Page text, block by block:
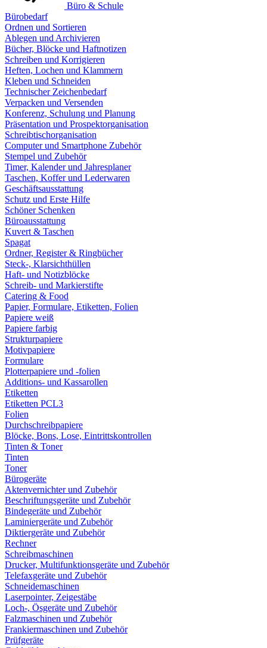
Büro & Schule
Bürobedarf
Ordnen und Sortieren
Ablegen und Archivieren
Bücher, Blöcke und Haftnotizen
Schreiben und Korrigieren
Heften, Lochen und Klammern
Kleben und Schneiden
Technischer Zeichenbedarf
Verpacken und Versenden
Konferenz, Schulung und Planung
Präsentation und Prospektorganisation
Schreibtischorganisation
Computer und Smartphone Zubehör
Stempel und Zubehör
Timer, Kalender und Jahresplaner
Taschen, Koffer und Lederwaren
Geschäftsausstattung
Schutz und Erste Hilfe
Schöner Schenken
Büroausstattung
Kuvert & Taschen
Spagat
Ordner, Register & Ringbücher
Steck-, Klarsichthüllen
Haft- und Notizblöcke
Schreib- und Markierstifte
Catering & Food
Papier, Formulare, Etiketten, Folien
Papiere weiß
Papiere farbig
Strukturpapiere
Motivpapiere
Formulare
Plotterpapiere und -folien
Additions- und Kassarollen
Etiketten
Etiketten PCL3
Folien
Durchschreibpapiere
Blöcke, Bons, Lose, Eintrittskontrollen
Tinten & Toner
Tinten
Toner
Bürogeräte
Aktenvernichter und Zubehör
Beschriftungsgeräte und Zubehör
Bindegeräte und Zubehör
Laminiergeräte und Zubehör
Diktiergeräte und Zubehör
Rechner
Schreibmaschinen
Drucker, Multifunktionsgeräte und Zubehör
Telefaxgeräte und Zubehör
Schneidemaschinen
Laserpointer, Zeigestäbe
Loch-, Ösgeräte und Zubehör
Falzmaschinen und Zubehör
Frankiermaschinen und Zubehör
Prüfgeräte